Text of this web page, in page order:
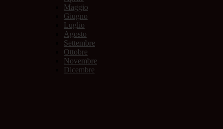
Maggio
Giugno
Luglio
Agosto
Settembre
Ottobre
Novembre
Dicembre